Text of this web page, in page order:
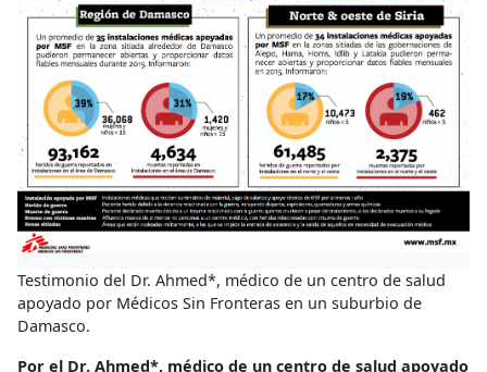
Testimonio del Dr. Ahmed*, médico de un centro de salud
apoyado por Médicos Sin Fronteras en un suburbio de
Damasco.
Por el Dr. Ahmed*, médico de un centro de salud apoyado